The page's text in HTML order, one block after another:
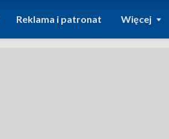
Reklama i patronat Więcej